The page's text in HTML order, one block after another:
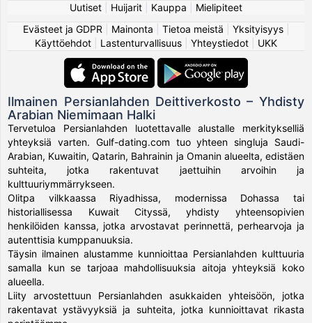
Uutiset Huijarit Kauppa
Mielipiteet
Evästeet ja GDPR
Mainonta Tietoa meistä Yksityisyys|
Käyttöehdot
Lastenturvallisuus Yhteystiedot UKK
Ilmainen Persianlahden Deittiverkosto – Yhdisty
Arabian Niemimaan Halki
Tervetuloa Persianlahden luotettavalle alustalle merkitykselliä
yhteyksiä varten. Gulf-dating.com tuo yhteen singluja Saudi-
Arabian, Kuwaitin, Qatarin, Bahrainin ja Omanin alueelta, edistäen
suhteita, jotka rakentuvat jaettuihin arvoihin ja
kulttuuriymmärrykseen.
Olitpa vilkkaassa Riyadhissa, modernissa Dohassa tai
historiallisessa Kuwait Cityssä, yhdisty yhteensopivien
henkilöiden kanssa, jotka arvostavat perinnettä, perhearvoja ja
autenttisia kumppanuuksia.
Täysin ilmainen alustamme kunnioittaa Persianlahden kulttuuria
samalla kun se tarjoaa mahdollisuuksia aitoja yhteyksiä koko
alueella.
Liity arvostettuun Persianlahden asukkaiden yhteisöön, jotka
rakentavat ystävyyksiä ja suhteita, jotka kunnioittavat rikasta